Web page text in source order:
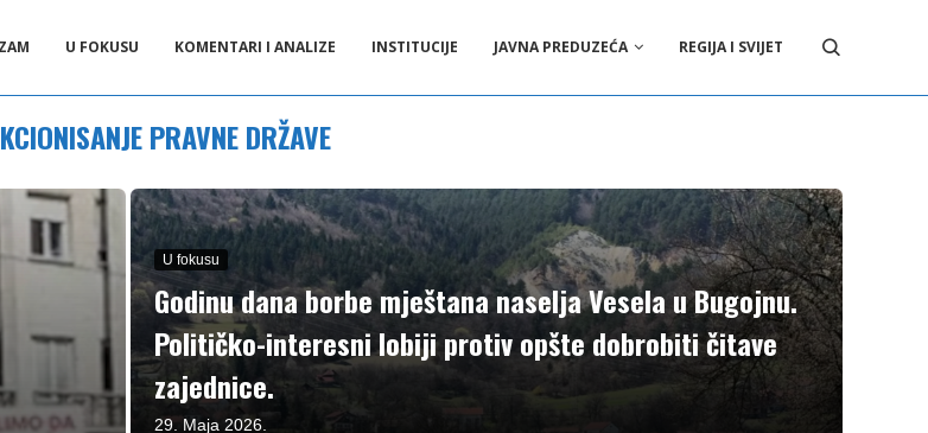
U FOKUSU KOMENTARI I ANALIZE INSTITUCIJE JAVNA PREDUZEĆA REGIJA I SVIJET
PRAVNE DRŽAVE
U fokusu
Godinu dana borbe mještana naselja Vesela u Bugojnu.
Političko-interesni lobiji protiv opšte dobrobiti čitave
zajednice.
29. Maja 2026.